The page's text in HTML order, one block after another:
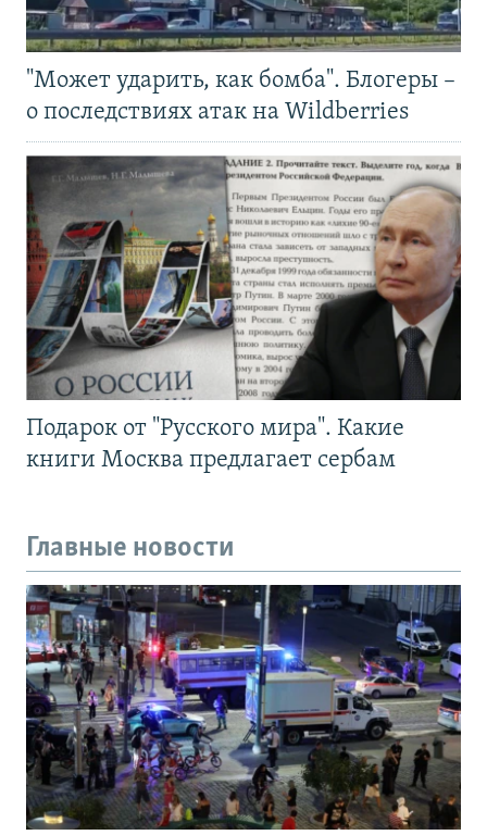
"Может ударить, как бомба". Блогеры –
о последствиях атак на Wildberries
Подарок от "Русского мира". Какие
книги Москва предлагает сербам
Главные новости